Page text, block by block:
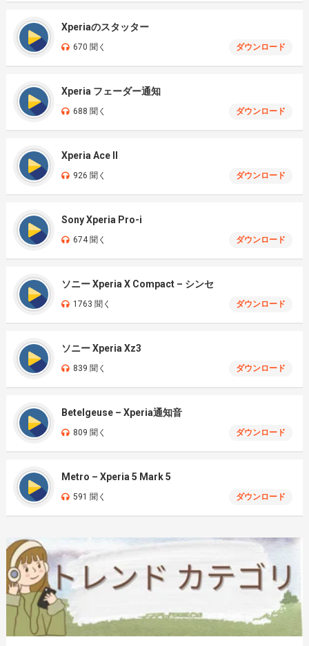
Xperiaのスタッター
670 聞く ダウンロード
Xperia フェーダー通知
688 聞く ダウンロード
Xperia Ace II
926 聞く ダウンロード
Sony Xperia Pro-i
674 聞く ダウンロード
ソニー Xperia X Compact – シンセ
1763 聞く ダウンロード
ソニー Xperia Xz3
839 聞く ダウンロード
Betelgeuse – Xperia通知音
809 聞く ダウンロード
Metro – Xperia 5 Mark 5
591 聞く ダウンロード